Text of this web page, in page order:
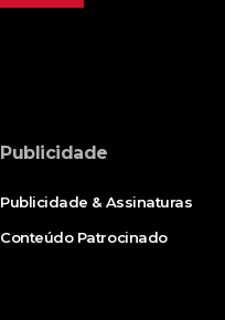
Publicidade
Publicidade & Assinaturas
Conteúdo Patrocinado